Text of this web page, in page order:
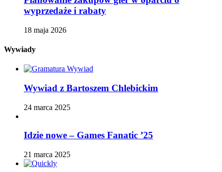
wyprzedaże i rabaty
18 maja 2026
Wywiady
Wywiad z Bartoszem Chlebickim
24 marca 2025
Idzie nowe – Games Fanatic ’25
21 marca 2025